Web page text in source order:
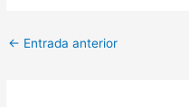
← Entrada anterior